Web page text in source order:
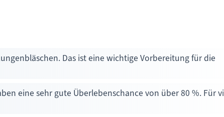
Das ist eine wichtige Vorbereitung für die
eine sehr gute Überlebenschance von über 80 %. Für